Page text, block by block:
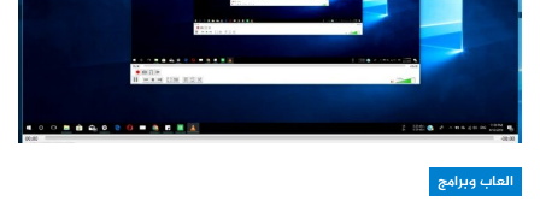
العاب وبرامج